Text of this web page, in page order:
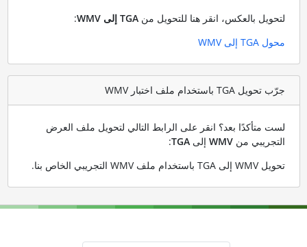
لتحويل بالعكس، انقر هنا للتحويل من TGA إلى WMV
:
محول TGA إلى WMV
جرّب تحويل TGA باستخدام ملف اختبار WMV
لست متأكدًا بعد؟ انقر على الرابط التالي لتحويل ملف العرض
التجريبي من WMVإلى TGA
:
تحويل WMV إلى TGA باستخدام ملف WMV التجريبي الخاص بنا
.